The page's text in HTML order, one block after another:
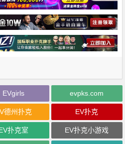
EVgirls evpks.com
德州扑克 EV扑克
扑克室 EV扑克小游戏